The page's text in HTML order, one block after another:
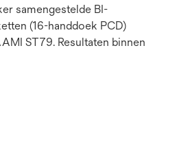
samengestelde BI-
(16-handdoek PCD)
ST79. Resultaten binnen